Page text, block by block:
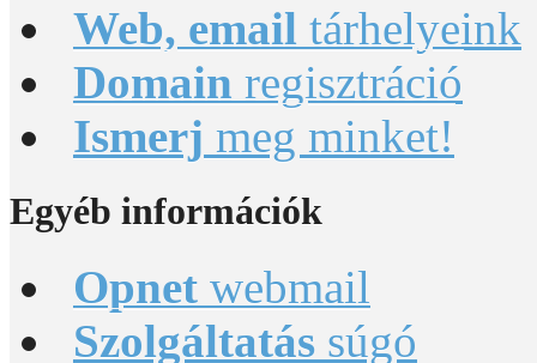
Web, email tárhelyeink
Domain regisztráció
Ismerj meg minket!
Egyéb információk
Opnet webmail
Szolgáltatás súgó